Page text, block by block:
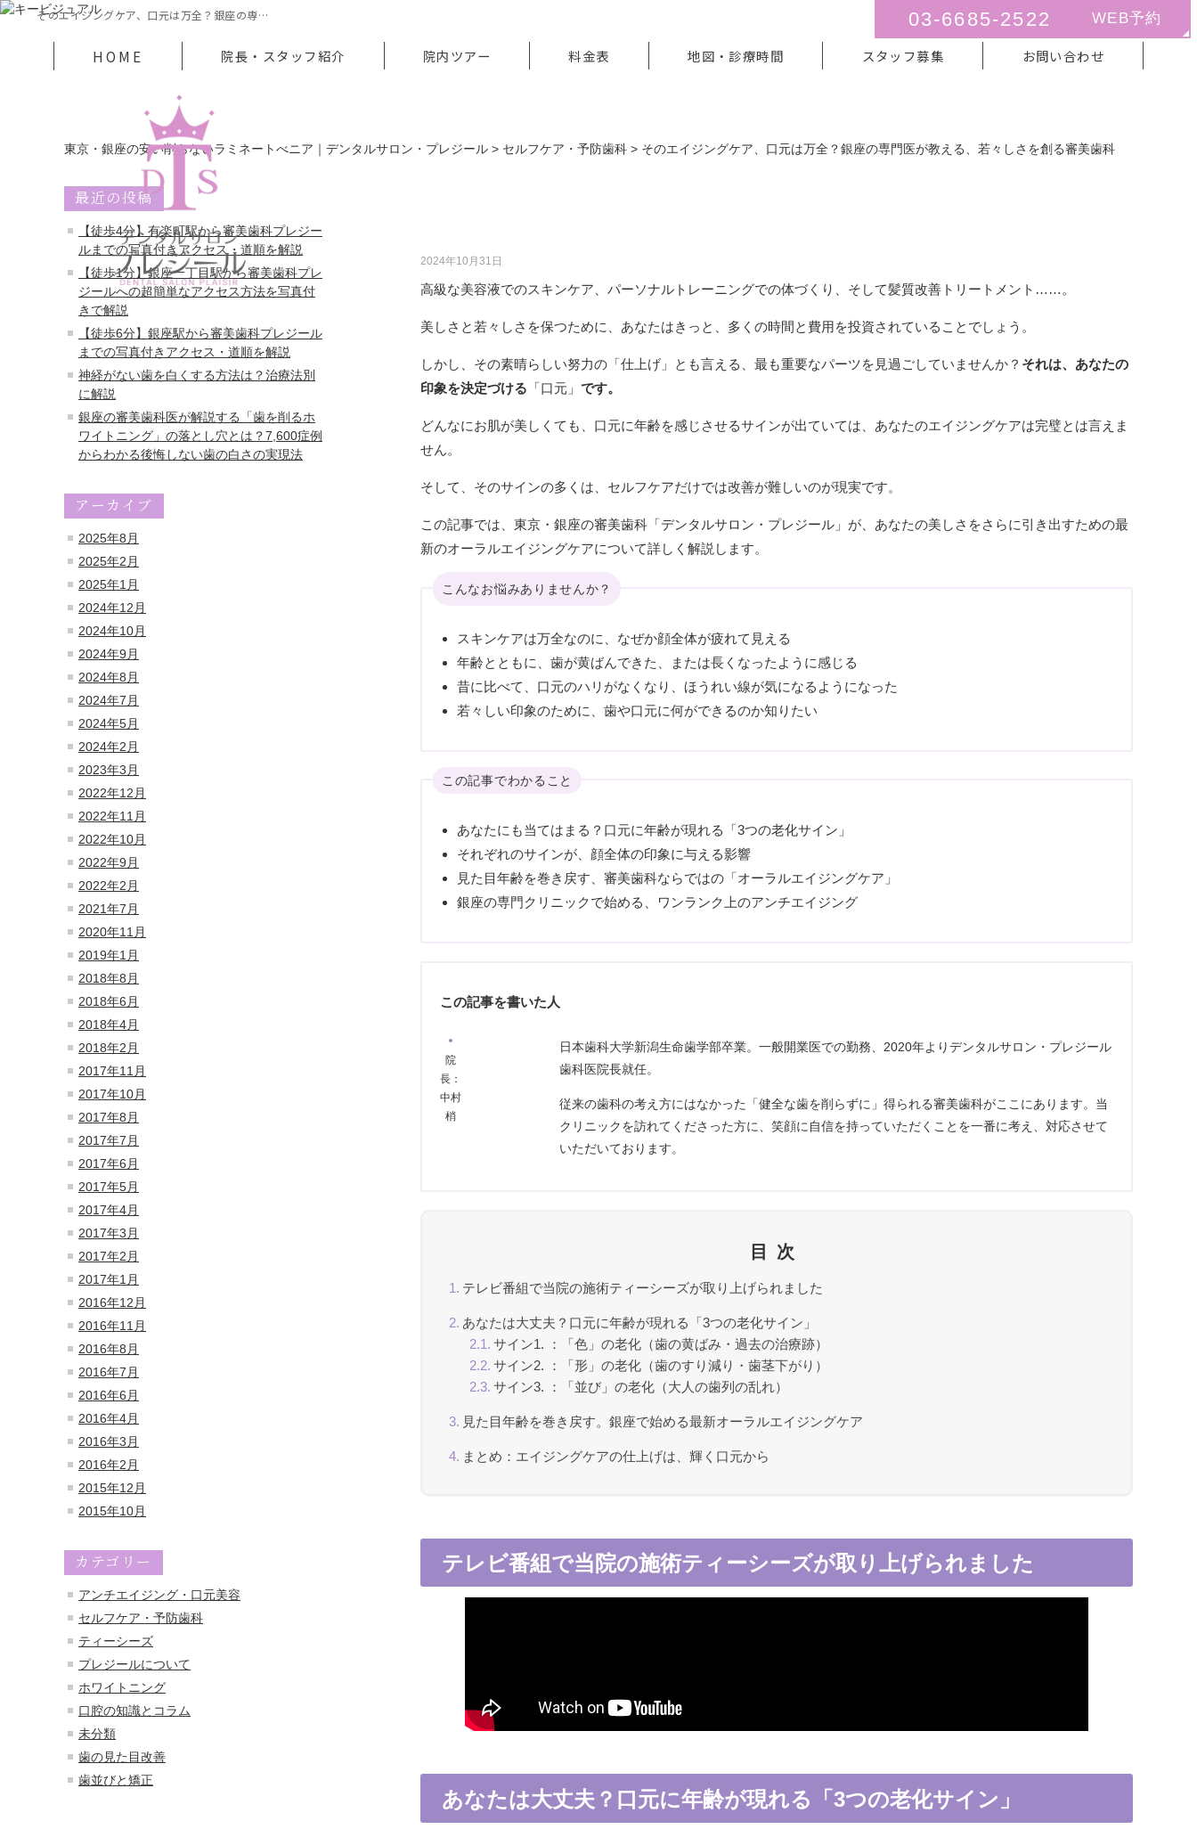
そのエイジングケア、口元は万全？銀座の専… 03-6685-2522 WEB予約
HOME 院長・スタッフ紹介 院内ツアー 料金表 地図・診療時間 スタッフ募集 お問い合わせ
東京・銀座の安い削らないラミネートべニア｜デンタルサロン・プレジール > セルフケア・予防歯科 > そのエイジングケア、口元は万全？銀座の専門医が教える、若々しさを創る審美歯科
最近の投稿
【徒歩4分】有楽町駅から審美歯科プレジー
ルまでの写真付きアクセス・道順を解説
【徒歩1分】銀座一丁目駅から審美歯科プレ
ジールへの超簡単なアクセス方法を写真付
きで解説
【徒歩6分】銀座駅から審美歯科プレジール
までの写真付きアクセス・道順を解説
神経がない歯を白くする方法は？治療法別
に解説
銀座の審美歯科医が解説する「歯を削るホ
ワイトニング」の落とし穴とは？7,600症例
からわかる後悔しない歯の白さの実現法
アーカイブ
2025年8月
2025年2月
2025年1月
2024年12月
2024年10月
2024年9月
2024年8月
2024年7月
2024年5月
2024年2月
2023年3月
2022年12月
2022年11月
2022年10月
2022年9月
2022年2月
2021年7月
2020年11月
2019年1月
2018年8月
2018年6月
2018年4月
2018年2月
2017年11月
2017年10月
2017年8月
2017年7月
2017年6月
2017年5月
2017年4月
2017年3月
2017年2月
2017年1月
2016年12月
2016年11月
2016年8月
2016年7月
2016年6月
2016年4月
2016年3月
2016年2月
2015年12月
2015年10月
カテゴリー
アンチエイジング・口元美容
セルフケア・予防歯科
ティーシーズ
プレジールについて
ホワイトニング
口腔の知識とコラム
未分類
歯の見た目改善
歯並びと矯正
2024年10月31日
高級な美容液でのスキンケア、パーソナルトレーニングでの体づくり、そして髪質改善トリートメント……。
美しさと若々しさを保つために、あなたはきっと、多くの時間と費用を投資されていることでしょう。
しかし、その素晴らしい努力の「仕上げ」とも言える、最も重要なパーツを見過ごしていませんか？ それは、あなたの
印象を決定づける 「口元」 です。
どんなにお肌が美しくても、口元に年齢を感じさせるサインが出ていては、あなたのエイジングケアは完璧とは言えま
せん。
そして、そのサインの多くは、セルフケアだけでは改善が難しいのが現実です。
この記事では、東京・銀座の審美歯科「デンタルサロン・プレジール」が、あなたの美しさをさらに引き出すための最
新のオーラルエイジングケアについて詳しく解説します。
こんなお悩みありませんか？
スキンケアは万全なのに、なぜか顔全体が疲れて見える
年齢とともに、歯が黄ばんできた、または長くなったように感じる
昔に比べて、口元のハリがなくなり、ほうれい線が気になるようになった
若々しい印象のために、歯や口元に何ができるのか知りたい
この記事でわかること
あなたにも当てはまる？口元に年齢が現れる「3つの老化サイン」
それぞれのサインが、顔全体の印象に与える影響
見た目年齢を巻き戻す、審美歯科ならではの「オーラルエイジングケア」
銀座の専門クリニックで始める、ワンランク上のアンチエイジング
この記事を書いた人
院
長：
中村
梢
日本歯科大学新潟生命歯学部卒業。一般開業医での勤務、2020年よりデンタルサロン・プレジール
歯科医院長就任。
従来の歯科の考え方にはなかった「健全な歯を削らずに」得られる審美歯科がここにあります。当
クリニックを訪れてくださった方に、笑顔に自信を持っていただくことを一番に考え、対応させて
いただいております。
目次
テレビ番組で当院の施術ティーシーズが取り上げられました
あなたは大丈夫？口元に年齢が現れる「3つの老化サイン」
サイン1. ：「色」の老化（歯の黄ばみ・過去の治療跡）
サイン2. ：「形」の老化（歯のすり減り・歯茎下がり）
サイン3. ：「並び」の老化（大人の歯列の乱れ）
見た目年齢を巻き戻す。銀座で始める最新オーラルエイジングケア
まとめ：エイジングケアの仕上げは、輝く口元から
テレビ番組で当院の施術ティーシーズが取り上げられました
あなたは大丈夫？口元に年齢が現れる「3つの老化サイン」